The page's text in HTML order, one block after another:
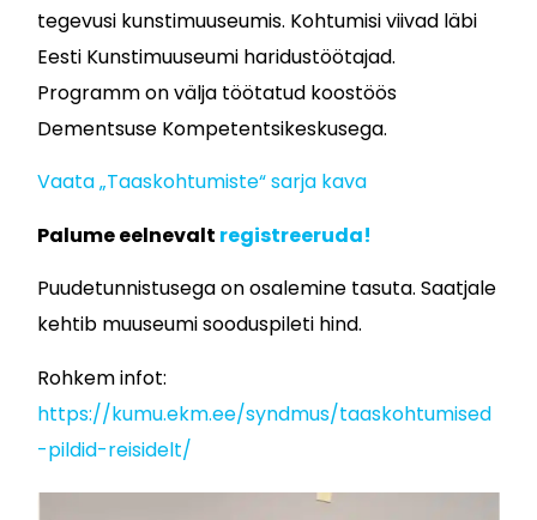
tegevusi kunstimuuseumis. Kohtumisi viivad läbi
Eesti Kunstimuuseumi haridustöötajad.
Programm on välja töötatud koostöös
Dementsuse Kompetentsikeskusega.
Vaata „Taaskohtumiste“ sarja kava
Palume eelnevalt registreeruda!
Puudetunnistusega on osalemine tasuta. Saatjale
kehtib muuseumi sooduspileti hind.
Rohkem infot:
https://kumu.ekm.ee/syndmus/taaskohtumised
-pildid-reisidelt/